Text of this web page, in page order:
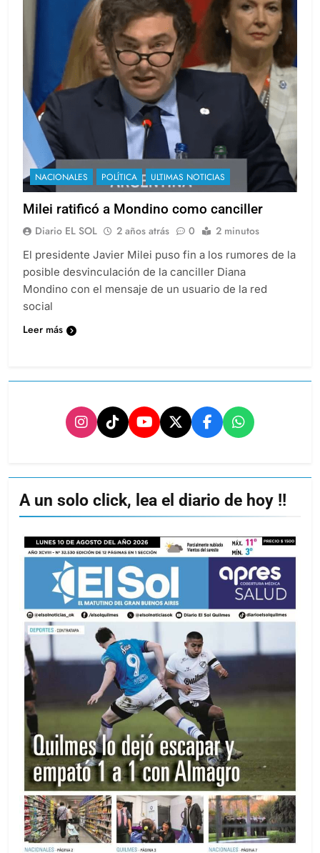
NACIONALES POLÍTICA ULTIMAS NOTICIAS
Milei ratificó a Mondino como canciller
Diario EL SOL 2 años atrás 0 2 minutos
El presidente Javier Milei puso fin a los rumores de la
posible desvinculación de la canciller Diana
Mondino con el mensaje de un usuario de la red
social
Leer más
A un solo click, lea el diario de hoy !!